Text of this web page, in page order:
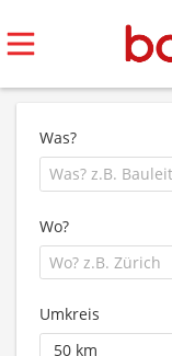
Was?
Wo?
Umkreis